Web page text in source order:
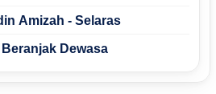
Amizah - Selaras
Dewasa